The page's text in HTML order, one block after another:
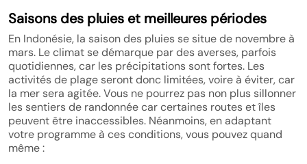
Saisons des pluies et meilleures périodes
En Indonésie, la saison des pluies se situe de novembre à
mars. Le climat se démarque par des averses, parfois
quotidiennes, car les précipitations sont fortes. Les
activités de plage seront donc limitées, voire à éviter, car
la mer sera agitée. Vous ne pourrez pas non plus sillonner
les sentiers de randonnée car certaines routes et îles
peuvent être inaccessibles. Néanmoins, en adaptant
votre programme à ces conditions, vous pouvez quand
même :